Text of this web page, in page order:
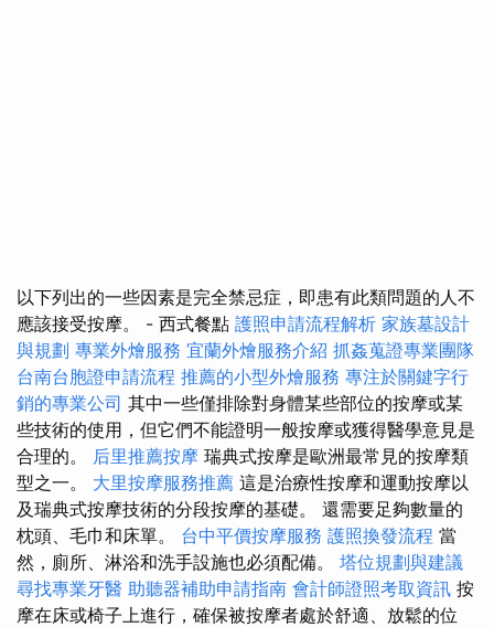
以下列出的一些因素是完全禁忌症，即患有此類問題的人不
應該接受按摩。 - 西式餐點 護照申請流程解析 家族墓設計
與規劃 專業外燴服務 宜蘭外燴服務介紹 抓姦蒐證專業團隊
台南台胞證申請流程 推薦的小型外燴服務 專注於關鍵字行
銷的專業公司 其中一些僅排除對身體某些部位的按摩或某
些技術的使用，但它們不能證明一般按摩或獲得醫學意見是
合理的。 后里推薦按摩 瑞典式按摩是歐洲最常見的按摩類
型之一。 大里按摩服務推薦 這是治療性按摩和運動按摩以
及瑞典式按摩技術的分段按摩的基礎。 還需要足夠數量的
枕頭、毛巾和床單。 台中平價按摩服務 護照換發流程 當
然，廁所、淋浴和洗手設施也必須配備。 塔位規劃與建議
尋找專業牙醫 助聽器補助申請指南 會計師證照考取資訊 按
摩在床或椅子上進行，確保被按摩者處於舒適、放鬆的位